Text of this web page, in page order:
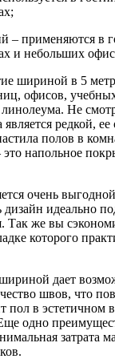
– применяются в
и небольших
шириной в 5
офисов,
Не
редкой, ее
полов в
напольное
очень
дизайн идеально
же вы
которого
дает
швов, что
пол в эстетичном
одно
затрата